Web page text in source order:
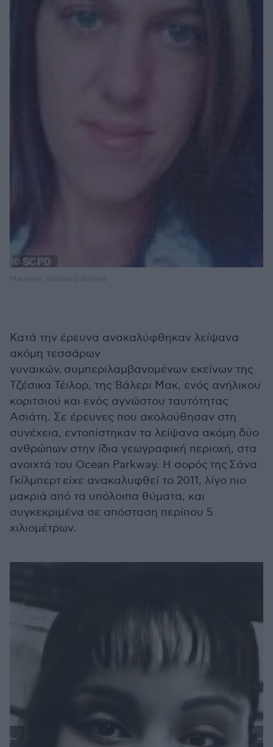
Κατά την έρευνα ανακαλύφθηκαν λείψανα
ακόμη τεσσάρων
γυναικών, συμπεριλαμβανομένων εκείνων της
Τζέσικα Τέιλορ, της Βάλερι Μακ, ενός ανήλικου
κοριτσιού και ενός αγνώστου ταυτότητας
Ασιάτη. Σε έρευνες που ακολούθησαν στη
συνέχεια, εντοπίστηκαν τα λείψανα ακόμη δύο
ανθρώπων στην ίδια γεωγραφική περιοχή, στα
ανοιχτά του Ocean Parkway. Η σορός της Σάνα
Γκίλμπερτ είχε ανακαλυφθεί το 2011, λίγο πιο
μακριά από τα υπόλοιπα θύματα, και
συγκεκριμένα σε απόσταση περίπου 5
χιλιομέτρων.